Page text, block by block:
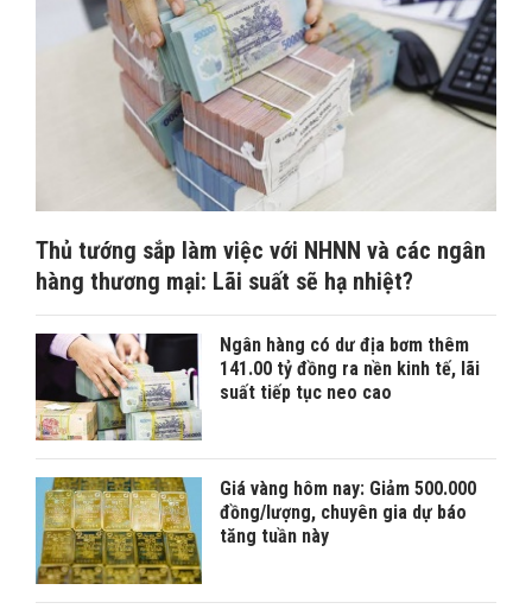
Thủ tướng sắp làm việc với NHNN và các ngân
hàng thương mại: Lãi suất sẽ hạ nhiệt?
Ngân hàng có dư địa bơm thêm
141.00 tỷ đồng ra nền kinh tế, lãi
suất tiếp tục neo cao
Giá vàng hôm nay: Giảm 500.000
đồng/lượng, chuyên gia dự báo
tăng tuần này